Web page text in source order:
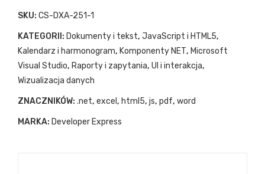
SKU: CS-DXA-251-1
KATEGORII: Dokumenty i tekst, JavaScript i HTML5,
Kalendarz i harmonogram, Komponenty NET, Microsoft
Visual Studio, Raporty i zapytania, UI i interakcja,
Wizualizacja danych
ZNACZNIKÓW: .net, excel , html5, js, pdf, word
MARKA: Developer Express